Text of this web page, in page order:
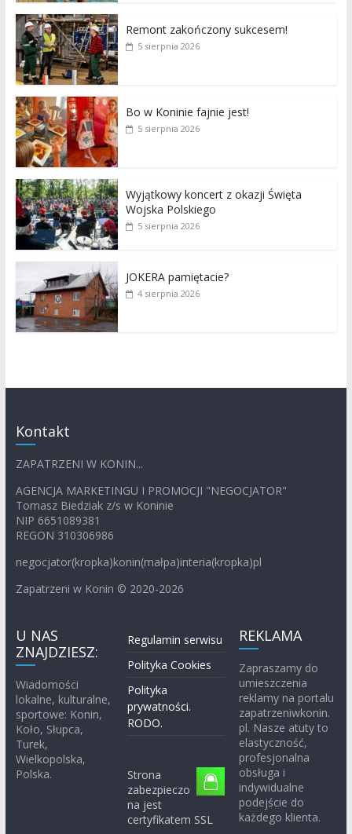
Remont zakończony sukcesem!
5 sierpnia 2026
Bo w Koninie fajnie jest!
5 sierpnia 2026
Wyjątkowy koncert z okazji Święta
Wojska Polskiego
5 sierpnia 2026
JOKERA pamiętacie?
4 sierpnia 2026
Kontakt
ZAPATRZENI W KONIN...
AGENCJA MARKETINGU I PROMOCJI "NEGOCJATOR"
Tomasz Biedziak z/s w Koninie
NIP 6651089381
REGON 310306986
negocjator(kropka)konin(małpa)interia(kropka)pl
Zapatrzeni w Konin © 2020-2026
U NAS
ZNAJDZIESZ:
Wiadomości
lokalne, kulturalne,
sportowe: Konin,
Koło, Słupca,
Turek,
Wielkopolska,
Polska.
Regulamin serwisu
Polityka Cookies
Polityka
prywatności.
RODO.
Strona
zabezpieczo
na jest
certyfikatem SSL
REKLAMA
Zapraszamy do
umieszczenia
reklamy na portalu
zapatrzeniwkonin.
pl. Nasze atuty to
elastyczność,
profesjonalna
obsługa i
indywidualne
podejście do
każdego klienta.